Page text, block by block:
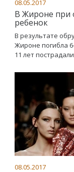
08.05.2017
В Жироне при
ребенок
В результате
Жироне погибла
11 лет
08.05.2017